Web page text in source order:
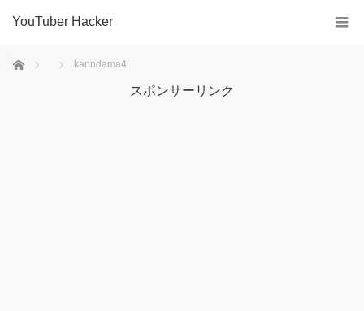
YouTuber Hacker
ホーム kanndama4
スポンサーリンク